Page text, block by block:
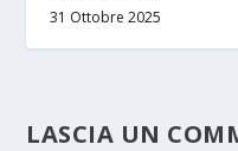
31 Ottobre 2025
LASCIA UN